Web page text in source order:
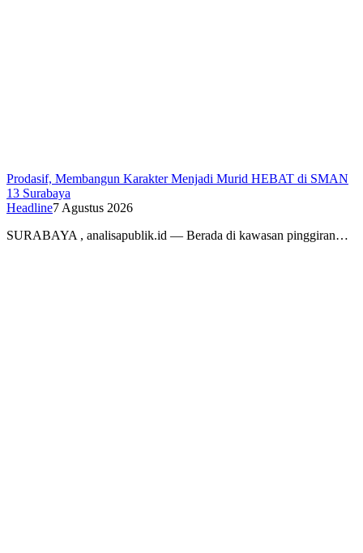
Prodasif, Membangun Karakter Menjadi Murid HEBAT di SMAN
13 Surabaya
Headline7 Agustus 2026
SURABAYA , analisapublik.id — Berada di kawasan pinggiran…